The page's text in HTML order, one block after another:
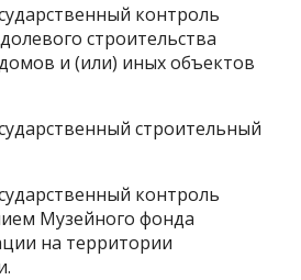
контроль
строительства
и (или) иных объектов
строительный
контроль
Музейного фонда
на территории